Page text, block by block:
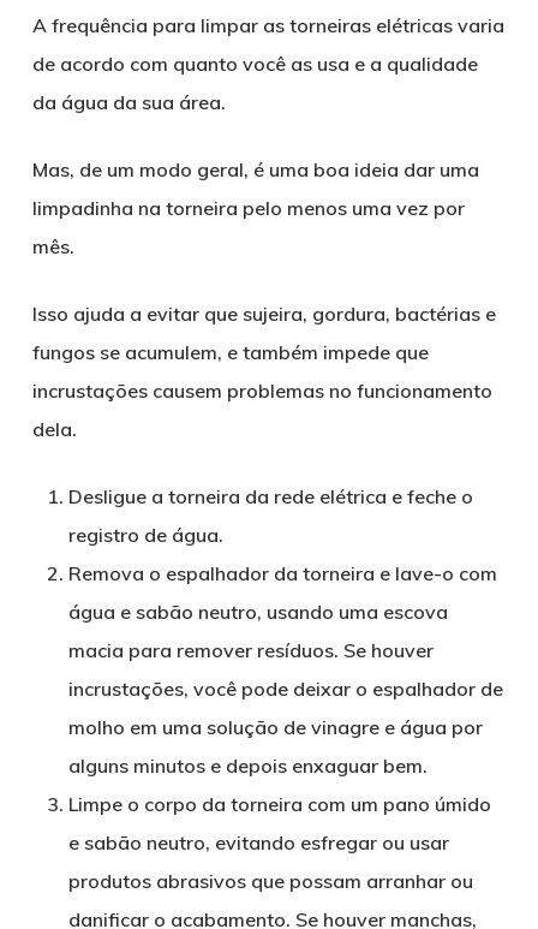
A frequência para limpar as torneiras elétricas varia
de acordo com quanto você as usa e a qualidade
da água da sua área.
Mas, de um modo geral, é uma boa ideia dar uma
limpadinha na torneira pelo menos uma vez por
mês.
Isso ajuda a evitar que sujeira, gordura, bactérias e
fungos se acumulem, e também impede que
incrustações causem problemas no funcionamento
dela.
Desligue a torneira da rede elétrica e feche o
registro de água.
Remova o espalhador da torneira e lave-o com
água e sabão neutro, usando uma escova
macia para remover resíduos. Se houver
incrustações, você pode deixar o espalhador de
molho em uma solução de vinagre e água por
alguns minutos e depois enxaguar bem.
Limpe o corpo da torneira com um pano úmido
e sabão neutro, evitando esfregar ou usar
produtos abrasivos que possam arranhar ou
danificar o acabamento. Se houver manchas,